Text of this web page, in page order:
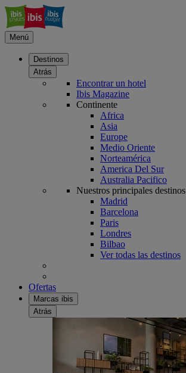
Menú
Destinos
Atrás
Encontrar un hotel
Ibis Magazine
Continente
Africa
Asia
Europe
Medio Oriente
Norteamérica
America Del Sur
Australia Pacifico
Nuestros principales destinos
Madrid
Barcelona
Paris
Londres
Bilbao
Ver todas las destinos
Ofertas
Marcas ibis
Atrás